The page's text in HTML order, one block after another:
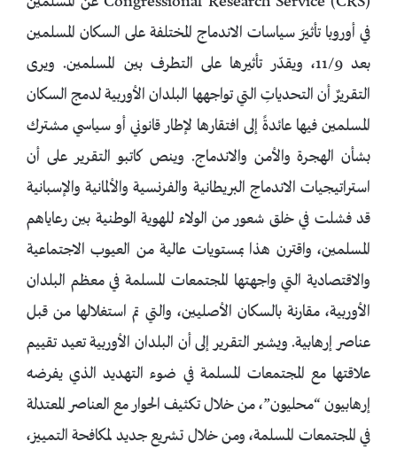
في أوروبا تأثيرَ سياسات الاندماج المختلفة على السكان المسلمين
بعد 11/9، ويقدّر تأثيرها على التطرف بين المسلمين. ويرى
التقريرٌ أن التحدياتِ التي تواجهها البلدان الأوربية لدمج السكان
المسلمين فيها عائدةً إلى افتقارها لإطار قانوني أو سياسي مشترك
بشأن الهجرة والأمن والاندماج. وينص كاتبو التقرير على أن
استراتيجيات الاندماج البريطانية والفرنسية والألمانية والإسبانية
قد فشلت في خلق شعور من الولاء للهوية الوطنية بين رعاياهم
المسلمين، واقترن هذا بمستويات عالية من العيوب الاجتماعية
والاقتصادية التي واجهتها المجتمعات المسلمة في معظم البلدان
الأوربية، مقارنة بالسكان الأصليين، والتي تم استغلالها من قبل
عناصر إرهابية. ويشير التقرير إلى أن البلدان الأوربية تعيد تقييم
علاقتها مع المجتمعات المسلمة في ضوء التهديد الذي يفرضه
إرهابيون “محليون”، من خلال تكثيف الحوار مع العناصر المعتدلة
في المجتمعات المسلمة، ومن خلال تشريع جديد لمكافحة التمييز،